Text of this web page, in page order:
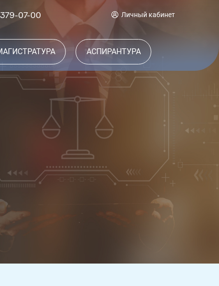
07-00 Личный кабинет
АСПИРАНТУРА